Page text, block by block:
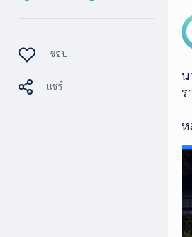
AgentTool
UpSkill
ชอบ
แชร์
น
ร
ห